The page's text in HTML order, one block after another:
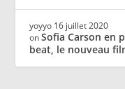
yoyyo 16 juillet 2020
onSofia Carson en
beat, le nouveau